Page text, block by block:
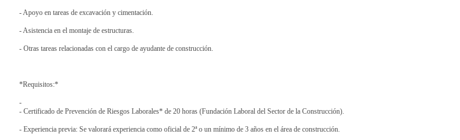
- Apoyo en tareas de excavación y cimentación.
- Asistencia en el montaje de estructuras.
- Otras tareas relacionadas con el cargo de ayudante de construcción.
*Requisitos:*
-
- Certificado de Prevención de Riesgos Laborales* de 20 horas (Fundación Laboral del Sector de la Construcción).
- Experiencia previa: Se valorará experiencia como oficial de 2ª o un mínimo de 3 años en el área de construcción.